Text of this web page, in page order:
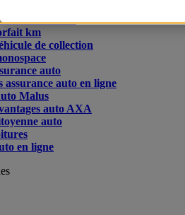
conducteur
km
de collection
auto
assurance auto en ligne
Malus
auto AXA
auto
en ligne